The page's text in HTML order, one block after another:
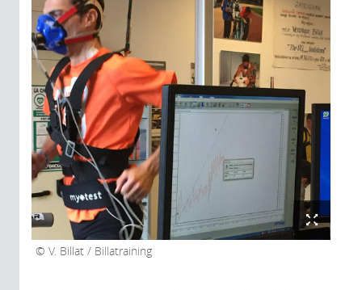
V. Billat / Billatraining